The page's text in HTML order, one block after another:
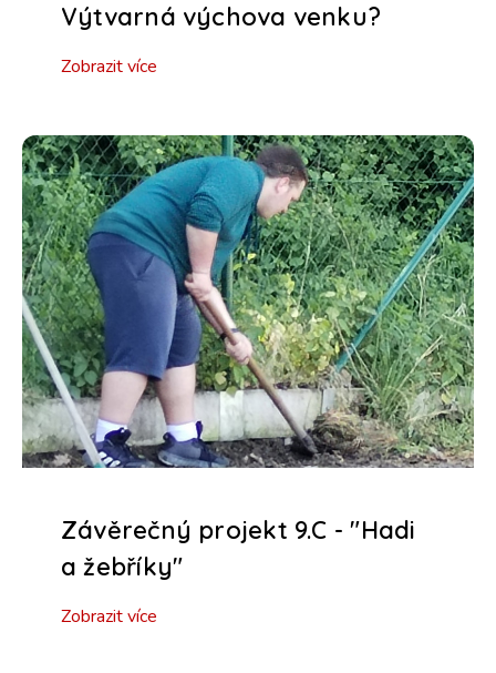
Výtvarná výchova venku?
Zobrazit více
Závěrečný projekt 9.C - "Hadi
a žebříky"
Zobrazit více